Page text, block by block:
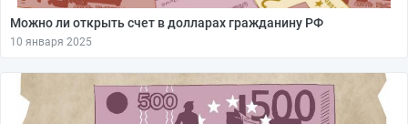
Можно ли открыть счет в долларах гражданину РФ
10 января 2025